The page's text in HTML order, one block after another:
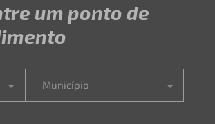
um ponto de
Município